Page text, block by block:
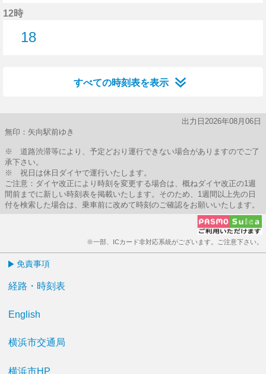
12時
18
すべての時刻表を表示
出力日2026年08月06日
無印：矢向駅前ゆき
※ 道路渋滞等により、予定どおり運行できない場合がありますのでご了
承下さい。
※ 祝日は休日ダイヤで運行いたします。
ご注意：ダイヤ改正により時刻を変更する場合は、概ねダイヤ改正の1週
間前までに新しい時刻表を掲載いたします。そのため、1週間以上先の日
付を検索した場合は、乗車前に改めて時刻のご確認をお願いいたします。
※一部、ICカード非対応系統がございます。ご注意下さい。
免責事項
経路・時刻表
English
横浜市交通局
横浜市HP